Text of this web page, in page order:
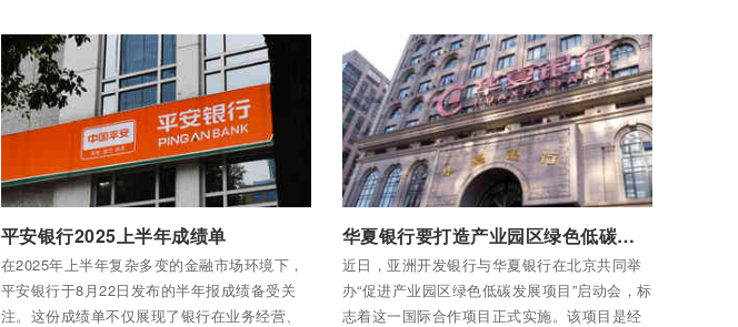
人员合规管理的坚定态度。
这份亮眼业绩添上了一抹警示色，折射出该行
在规模扩张与风险管控间的平衡之道。
平安银行2025上半年成绩单
在2025年上半年复杂多变的金融市场环境下，
平安银行于8月22日发布的半年报成绩备受关
注。这份成绩单不仅展现了银行在业务经营、
华夏银行要打造产业园区绿色低碳发展服务银行
近日，亚洲开发银行与华夏银行在北京共同举
办“促进产业园区绿色低碳发展项目”启动会，标
志着这一国际合作项目正式实施。该项目是经